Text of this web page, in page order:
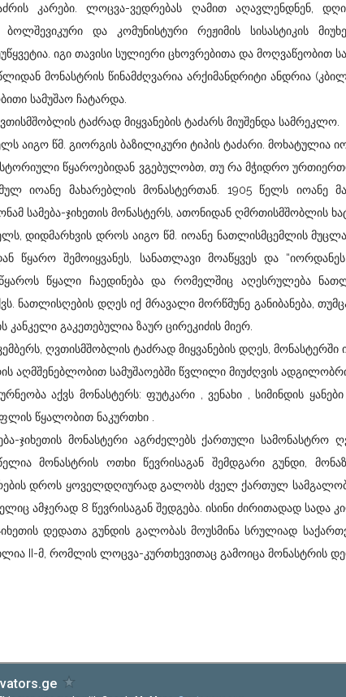
კარები. ლოცვა-ვედრებას ღამით აღავლენდნენ,
ბოლშევიკური და კომუნისტური რეჟიმის სისასტიკის
იგი თავისი სულიერი ცხოვრებითა და
მონასტრის წინამძღვარია არქიმანდრიტი ანდრია
სამუშაო ჩატარდა.
ტაძრად მიყვანების ტაძარს მიუშენდა სამრეკლო.
წმ. გიორგის ბაზილიკური ტიპის ტაძარი. მოხატულია
წყაროებიდან ვგებულობთ, თუ რა მჭიდრო
იოანე მახარებლის მონასტერთან. 1905 წელს იოანე
სამება-ჯიხეთის მონასტერს, ათონიდან ღმრთისმშობლის
დიდმარხვის დროს აიგო წმ. იოანე ნათლისმცემლის
წყარო შემოიყვანეს, სანათლავი მოაწყვეს და
წყალი ჩაედინება და რომელშიც აღესრულება
ნათლისღების დღეს იქ მრავალი მორწმუნე განიბანება,
კანკელი გაკეთებულია ზაურ ცირეკიძის მიერ.
ღვთისმშობლის ტაძრად მიყვანების დღეს,
სამუშაოებში წვლილი მიუძღვის
აქვს მონასტერს: ფუტკარი , ვენახი , სიმინდის
წყალობით ნაკურთხი .
მონასტერი აგრძელებს ქართული სამონასტრო
მონასტრის ოთხი წევრისაგან შემდგარი გუნდი,
დროს ყოველდღიურად გალობს ძველ ქართულ
ამჯერად 8 წევრისაგან შედგება. ისინი ძირითადად სადა
დედათა გუნდის გალობას მოუსმინა სრულიად
II-მ, რომლის ლოცვა-კურთხევითაც გამოიცა მონასტრის